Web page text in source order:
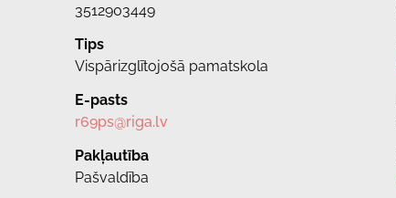
3512903449
Tips
Vispārizglītojošā pamatskola
E-pasts
r69ps@riga.lv
Pakļautība
Pašvaldība